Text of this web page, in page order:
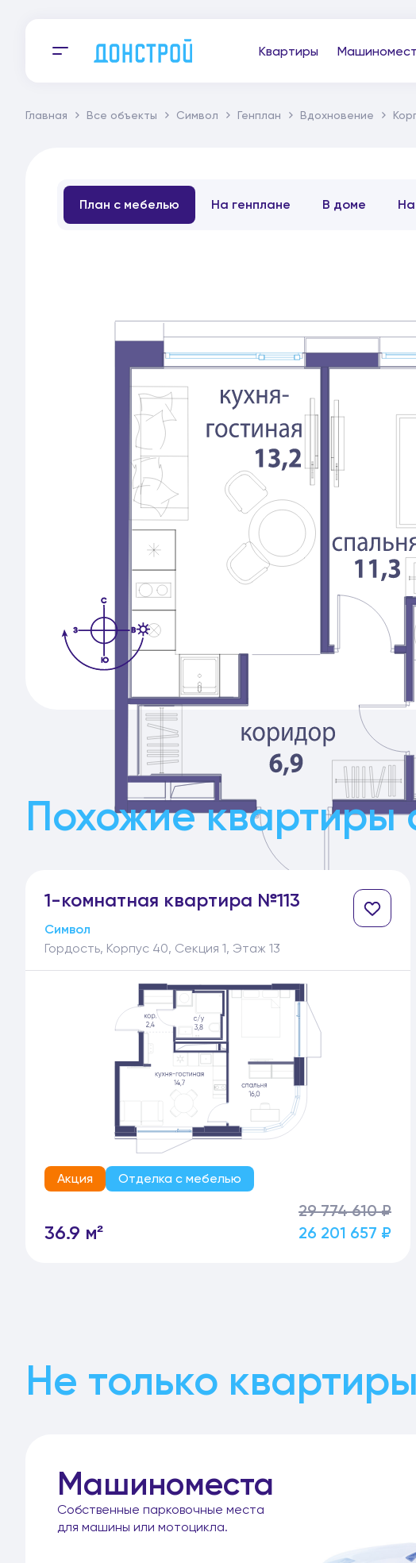
Квартиры
Главная Все объекты Символ Генплан Вдохновение
План с мебелью На генплане В доме
Похожие квартиры
1-комнатная квартира №113
Символ
Гордость, Корпус 40, Секция 1, Этаж 13
Акция Отделка с мебелью
36.9 м²
29 774 610 ₽
26 201 657 ₽
Не только квартиры
Машиноместа
Собственные парковочные места
для машины или мотоцикла.